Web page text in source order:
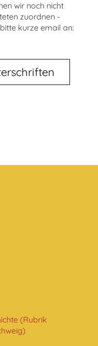
wir noch nicht
zuordnen -
kurze email an:
(Rubrik